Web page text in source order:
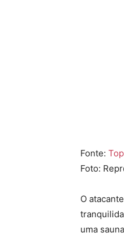
Fonte:
Foto:
O atacante
uma